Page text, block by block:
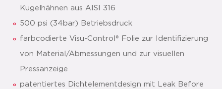
Kugelhähnen aus AISI 316
500 psi (34bar) Betriebsdruck
farbcodierte Visu-Control® Folie zur Identifizierung
von Material/Abmessungen und zur visuellen
Pressanzeige
patentiertes Dichtelementdesign mit Leak Before